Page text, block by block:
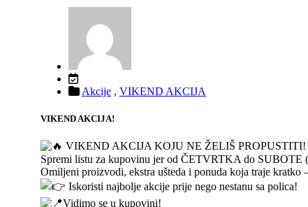
Akcije , VIKEND AKCIJA
VIKEND AKCIJA!
VIKEND AKCIJA KOJU NE ŽELIŠ PROPUSTITI!
Spremi listu za kupovinu jer od ČETVRTKA do SUBOTE
Omiljeni proizvodi, ekstra ušteda i ponuda koja traje
Iskoristi najbolje akcije prije nego nestanu sa polica!
Vidimo se u kupovini!